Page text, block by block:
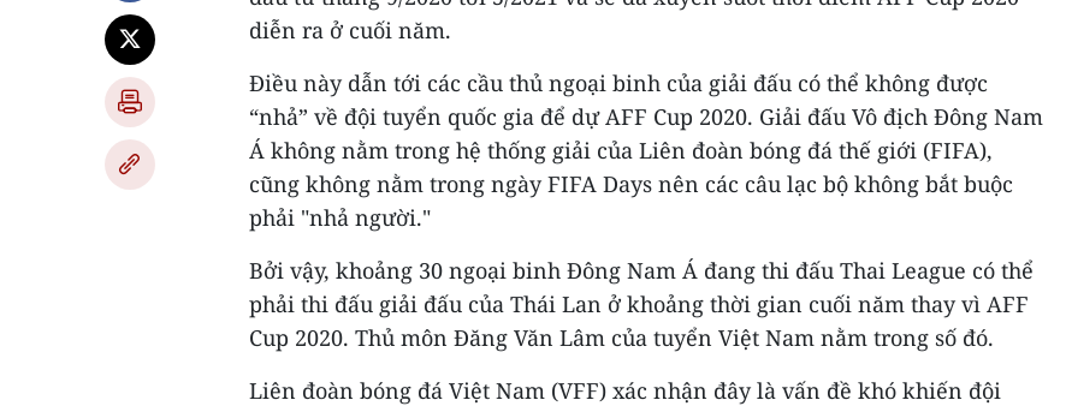
diễn ra ở cuối năm.
Điều này dẫn tới các cầu thủ ngoại binh của giải đấu có thể không được
“nhả” về đội tuyển quốc gia để dự AFF Cup 2020. Giải đấu Vô địch Đông Nam
Á không nằm trong hệ thống giải của Liên đoàn bóng đá thế giới (FIFA),
cũng không nằm trong ngày FIFA Days nên các câu lạc bộ không bắt buộc
phải "nhả người."
Bởi vậy, khoảng 30 ngoại binh Đông Nam Á đang thi đấu Thai League có thể
phải thi đấu giải đấu của Thái Lan ở khoảng thời gian cuối năm thay vì AFF
Cup 2020. Thủ môn Đăng Văn Lâm của tuyển Việt Nam nằm trong số đó.
Liên đoàn bóng đá Việt Nam (VFF) xác nhận đây là vấn đề khó khiến đội